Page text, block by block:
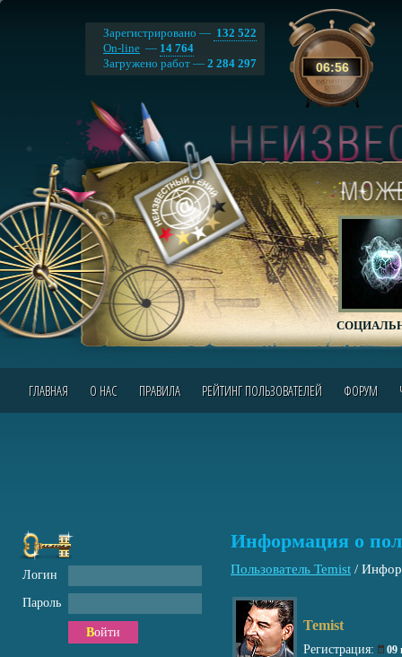
06:56
Зарегистрировано — 132 522
On-line — 14 764
Загружено работ — 2 284 297
ГЛАВНАЯ О НАС ПРАВИЛА РЕЙТИНГ ПОЛЬЗОВАТЕЛЕЙ ФОРУМ
Информация о
Пользователь Temist /
Temist
Регистрация: 09
Логин
Пароль
Войти